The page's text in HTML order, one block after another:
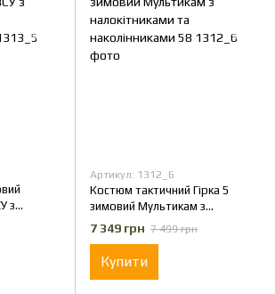
з
Артикул: 1312_6
Костюм тактичний Гірка 5
зимовий Мультикам з
налокітниками та
наколінниками 58
7 349 грн 7 499 грн
Купити